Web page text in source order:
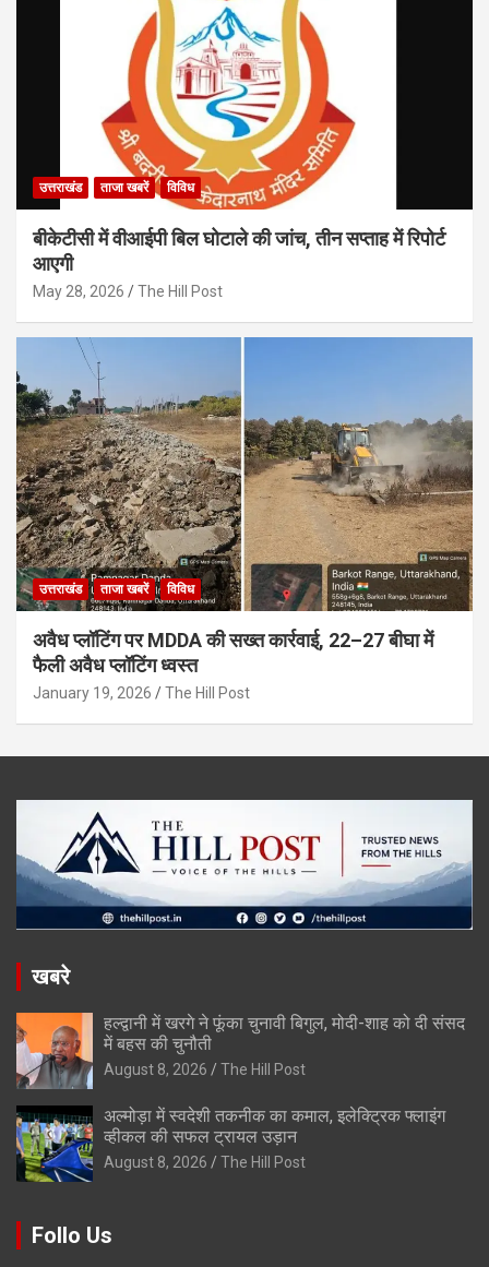
उत्तराखंड ताजा खबरें विविध
बीकेटीसी में वीआईपी बिल घोटाले की जांच, तीन सप्ताह में रिपोर्ट
आएगी
May 28, 2026 The Hill Post
उत्तराखंड ताजा खबरें विविध
अवैध प्लॉटिंग पर MDDA की सख्त कार्रवाई, 22–27 बीघा में
फैली अवैध प्लॉटिंग ध्वस्त
January 19, 2026 The Hill Post
खबरे
हल्द्वानी में खरगे ने फूंका चुनावी बिगुल, मोदी-शाह को दी संसद
में बहस की चुनौती
August 8, 2026 The Hill Post
अल्मोड़ा में स्वदेशी तकनीक का कमाल, इलेक्ट्रिक फ्लाइंग
व्हीकल की सफल ट्रायल उड़ान
August 8, 2026 The Hill Post
Follo Us